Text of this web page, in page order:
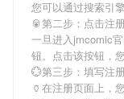
您可以通过搜索引
🥫第二步：点击注
一旦进入jmcomic
钮。点击该按钮，
💮第三步：填写注
🏺在注册页面上，